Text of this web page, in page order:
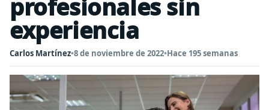
profesionales sin
experiencia
Carlos Martínez•8 de noviembre de 2022•Hace 195 semanas